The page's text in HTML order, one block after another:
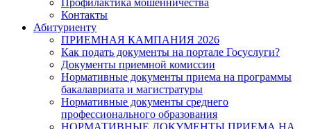
Профилактика мошенничества
Контакты
Абитуриенту
ПРИЕМНАЯ КАМПАНИЯ 2026
Как подать документы на портале Госуслуги?
Документы приемной комиссии
Нормативные документы приема на программы
бакалавриата и магистратуры
Нормативные документы среднего
профессионального образования
НОРМАТИВНЫЕ ДОКУМЕНТЫ ПРИЕМА НА